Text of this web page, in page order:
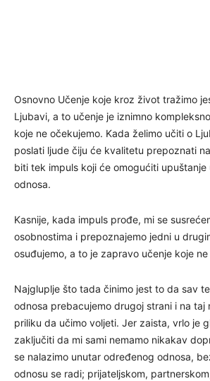
Osnovno Učenje koje kroz život tražimo
Ljubavi, a to učenje je iznimno
koje ne očekujemo. Kada želimo učiti o
poslati ljude čiju će kvalitetu prepoznati
biti tek impuls koji će omogućiti upuštanje
odnosa.
Kasnije, kada impuls prođe, mi se
osobnostima i prepoznajemo jedni u
osuđujemo, a to je zapravo učenje koje
Najgluplje što tada činimo jest to da sav
odnosa prebacujemo drugoj strani i na taj
priliku da učimo voljeti. Jer zaista, vrlo je
zaključiti da mi sami nemamo nikakav
se nalazimo unutar određenog odnosa,
odnosu se radi; prijateljskom,